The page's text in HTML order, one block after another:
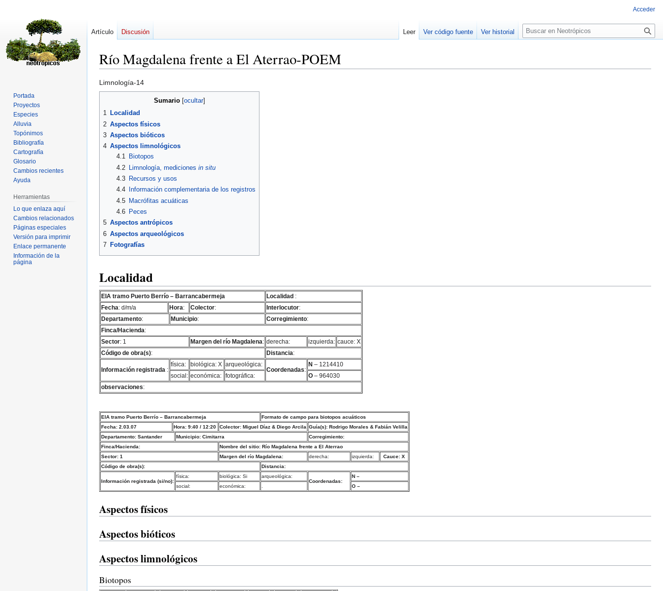
Río Magdalena frente a El Aterrao-POEM
Ir
a
navegación
Ir
a
búsqueda
Limnología-14
Sumario
1 Localidad
2 Aspectos físicos
3 Aspectos bióticos
4 Aspectos limnológicos
4.1
Biotopos
4.2
Limnología, mediciones in situ
4.3
Recursos y usos
4.4
Información complementaria de los registros
4.5 Macrófitas acuáticas
4.6
Peces
5 Aspectos antrópicos
6 Aspectos arqueológicos
7 Fotografías
Localidad
EIA tramo Puerto Berrío – Barrancabermeja Localidad :
Fecha: d/m/a Hora: Colector: Interlocutor:
Departamento: Municipio: Corregimiento:
Finca/Hacienda:
Sector: 1 Margen del río Magdalena: derecha: izquierda: cauce: X
Código de obra(s): Distancia:
Información registrada :
física: biológica: X arqueológica:
Coordenadas:
N – 1214410
social: económica: fotográfica: O – 964030
observaciones:
EIA tramo Puerto Berrío – Barrancabermeja
Formato de campo para biotopos acuáticos
Fecha: 2.03.07
Hora: 9:40 / 12:20 Colector: Miguel Díaz & Diego Arcila Guía(s): Rodrigo Morales & Fabián Velilla
Departamento: Santander
Municipio: Cimitarra
Corregimiento:
Finca/Hacienda:
Nombre del sitio: Río Magdalena frente a El Aterrao
Sector: 1
Margen del río Magdalena: derecha: izquierda:
Cauce: X
Código de obra(s):
Distancia:
Información registrada (si/no):
física: biológica: Si
arqueológica:
Coordenadas:
N –
social:
económica: O –
Aspectos físicos
Aspectos bióticos
Aspectos limnológicos
Biotopos
Acceder
Artículo Discusión Leer Ver código fuente Ver historial
Buscar
Portada
Proyectos
Especies
Alluvia
Topónimos
Bibliografía
Cartografía
Glosario
Cambios recientes
Ayuda
Herramientas
Lo que enlaza aquí
Cambios relacionados
Páginas especiales
Versión para imprimir
Enlace permanente
Información de la
página